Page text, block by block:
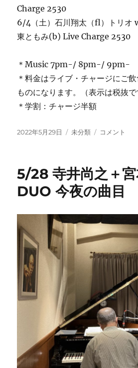
Charge 2530
6/4（土）石川翔太（fl）トリオ
東ともみ(b) Live Charge 2530
＊Music 7pm-/ 8pm-/ 9pm-
＊料金はライブ・チャージにご
ものになります。（表示は税抜で
＊学割：チャージ半額
投
2022年5月29日
カ
ー
未分類
今
案
内：
寺
尚
之
Solo
曜
コメント
5/28 寺井尚之＋
DUO 今夜の曲目